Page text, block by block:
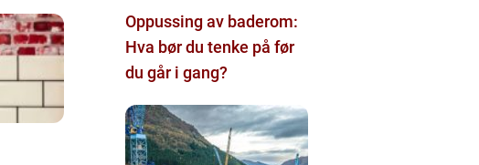
Oppussing av baderom:
Hva bør du tenke på før
du går i gang?